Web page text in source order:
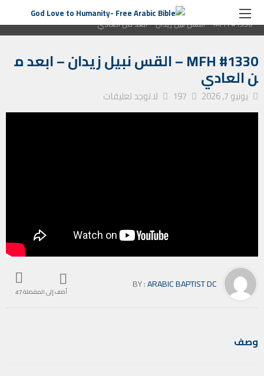
الصفحة الرئيسية
برنامج رسالة من القلب
MFH #1330 – القس نبيل زيدان – ابعد من العادي
MFH #1330 – القس نبيل زيدان – ابعد م
ن العادي
يونيو 7, 2026 197 لا توجد تعليقات
أضف إلى المفضلة47
BY :ARABIC BAPTIST DC
وصف